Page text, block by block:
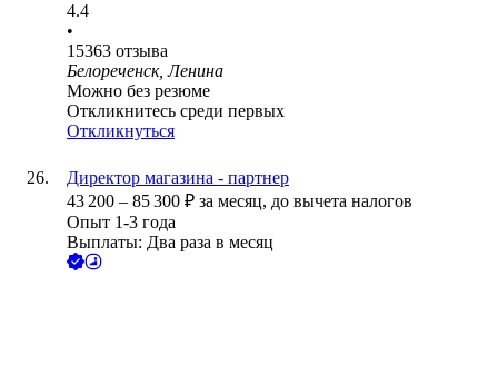
4.4
•
15363 отзыва
Белореченск, Ленина
Можно без резюме
Откликнитесь среди первых
Откликнуться
Директор магазина - партнер
43 200 – 85 300 ₽ за месяц, до вычета налогов
Опыт 1-3 года
Выплаты: Два раза в месяц